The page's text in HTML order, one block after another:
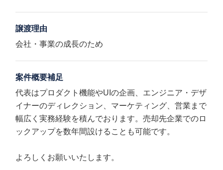
譲渡理由
会社・事業の成長のため
案件概要補足
代表はプロダクト機能やUIの企画、エンジニア・デザ
イナーのディレクション、マーケティング、営業まで
幅広く実務経験を積んでおります。売却先企業でのロ
ックアップを数年間設けることも可能です。
よろしくお願いいたします。